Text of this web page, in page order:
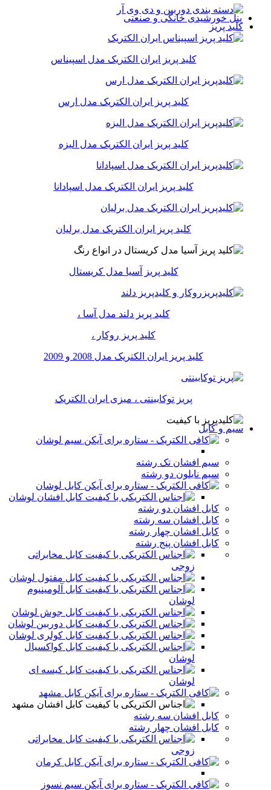
پنل خورشیدی خانگی و صنعتی
کلید پریز
کلید پریز ایران الکتریک مدل اسپیناس
کلید پریز ایران الکتریک مدل ارس
کلید پریز ایران الکتریک مدل الیزه
کلید پریز ایران الکتریک مدل اسپادانا
کلید پریز ایران الکتریک مدل برلیان
کلید پریز آسیا مدل کریستال
کلید پریز دلند مدل آسا ،
کلید پریز روکار ،
کلید پریز ایران الکتریک مدل 2008 و 2009
پریز توکابینتی ، میزی ایران الکتریک
سیم و کابل
سیم لوشان
سیم افشان تک رشته
سیم نایلون دو رشته
کابل لوشان
کابل افشان لوشان
کابل افشان دو رشته
کابل افشان سه رشته
کابل افشان چهار رشته
کابل افشان پنج رشته
کابل مخابراتی
زوجی
کابل مفتول لوشان
کابل آلومینیوم
لوشان
کابل جوش لوشان
کابل دوربین لوشان
کابل کولری لوشان
کابل کواکسیال
لوشان
کابل کیسه ای
لوشان
کابل مشهد
کابل افشان مشهد
کابل افشان سه رشته
کابل افشان چهار رشته
کابل مخابراتی
زوجی
کابل کرمان
سیم نسوز